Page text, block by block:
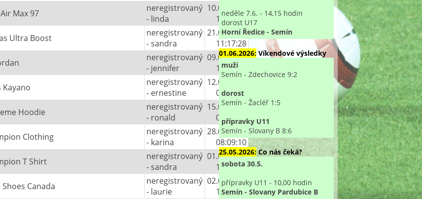
Max 97
neregistrovaný
- linda
10.03.2020
12:18:35
Ultra Boost
neregistrovaný
- sandra
21.03.2020
11:17:28
neregistrovaný
- jennifer
09.04.2020
13:18:13
Kayano
neregistrovaný
- ernestine
12.04.2020
00:12:33
Hoodie
neregistrovaný
- ronald
15.04.2020
08:26:59
Clothing
neregistrovaný
- karina
28.04.2020
08:09:10
T Shirt
neregistrovaný
- sandra
01.05.2020
10:58:35
Shoes Canada
neregistrovaný
- laurie
02.05.2020
12:30:40
neděle 7.6. - 14,15 hodin
dorost U17
Horní Ředice - Semín
01.06.2026: Víkendové výsledky
muži
Semín - Zdechovice 9:2
dorost
Semín - Žacléř 1:5
přípravky U11
Semín - Slovany B 8:6
25.05.2026: Co nás čeká?
sobota 30.5.
přípravky U11 - 10,00 hodin
Semín - Slovany Pardubice B